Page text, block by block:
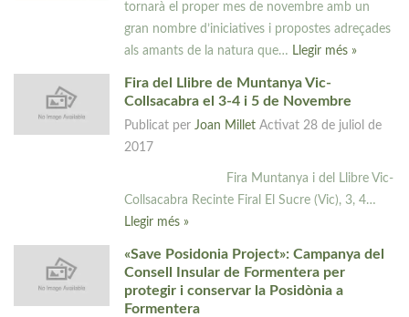
tornarà el proper mes de novembre amb un
gran nombre d’iniciatives i propostes adreçades
als amants de la natura que… Llegir més »
Fira del Llibre de Muntanya Vic-
Collsacabra el 3-4 i 5 de Novembre
Publicat perJoan Millet Activat28 de juliol de
2017
Fira Muntanya i del Llibre Vic-
Collsacabra Recinte Firal El Sucre (Vic), 3, 4…
Llegir més »
«Save Posidonia Project»: Campanya del
Consell Insular de Formentera per
protegir i conservar la Posidònia a
Formentera